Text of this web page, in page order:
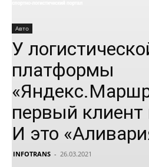
Авто
У
платформы
первый клиент
И это
INFOTRANS - 26.03.2021